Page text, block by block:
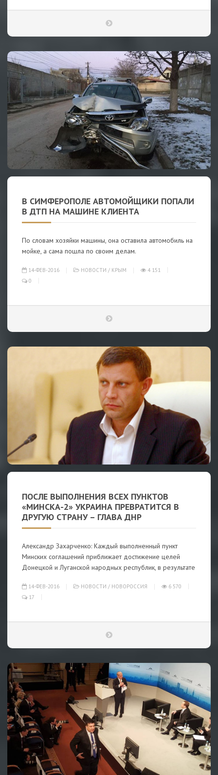
В СИМФЕРОПОЛЕ АВТОМОЙЩИКИ ПОПАЛИ
В ДТП НА МАШИНЕ КЛИЕНТА
По словам хозяйки машины, она оставила автомобиль на
мойке, а сама пошла по своим делам.
14-ФЕВ-2016 НОВОСТИ / КРЫМ
4 151
0
ПОСЛЕ ВЫПОЛНЕНИЯ ВСЕХ ПУНКТОВ
«МИНСКА-2» УКРАИНА ПРЕВРАТИТСЯ В
ДРУГУЮ СТРАНУ – ГЛАВА ДНР
Александр Захарченко: Каждый выполненный пункт
Минских соглашений приближает достижение целей
Донецкой и Луганской народных республик, в результате
14-ФЕВ-2016 НОВОСТИ / НОВОРОССИЯ
6 570
17